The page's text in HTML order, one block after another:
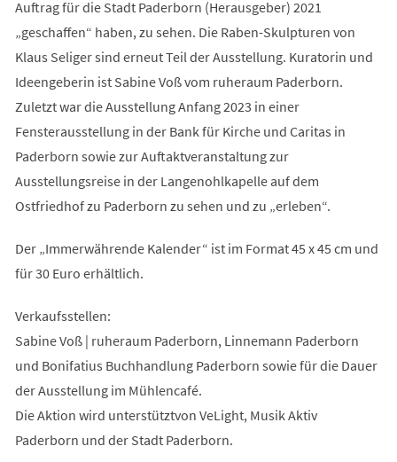
Auftrag für die Stadt Paderborn (Herausgeber) 2021
„geschaffen“ haben, zu sehen. Die Raben-Skulpturen von
Klaus Seliger sind erneut Teil der Ausstellung. Kuratorin und
Ideengeberin ist Sabine Voß vom ruheraum Paderborn.
Zuletzt war die Ausstellung Anfang 2023 in einer
Fensterausstellung in der Bank für Kirche und Caritas in
Paderborn sowie zur Auftaktveranstaltung zur
Ausstellungsreise in der Langenohlkapelle auf dem
Ostfriedhof zu Paderborn zu sehen und zu „erleben“.
Der „Immerwährende Kalender“ ist im Format 45 x 45 cm und
für 30 Euro erhältlich.
Verkaufsstellen:
Sabine Voß | ruheraum Paderborn, Linnemann Paderborn
und Bonifatius Buchhandlung Paderborn sowie für die Dauer
der Ausstellung im Mühlencafé.
Die Aktion wird unterstütztvon VeLight, Musik Aktiv
Paderborn und der Stadt Paderborn.